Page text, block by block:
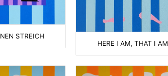
STREICH
HERE I AM, THAT I AM